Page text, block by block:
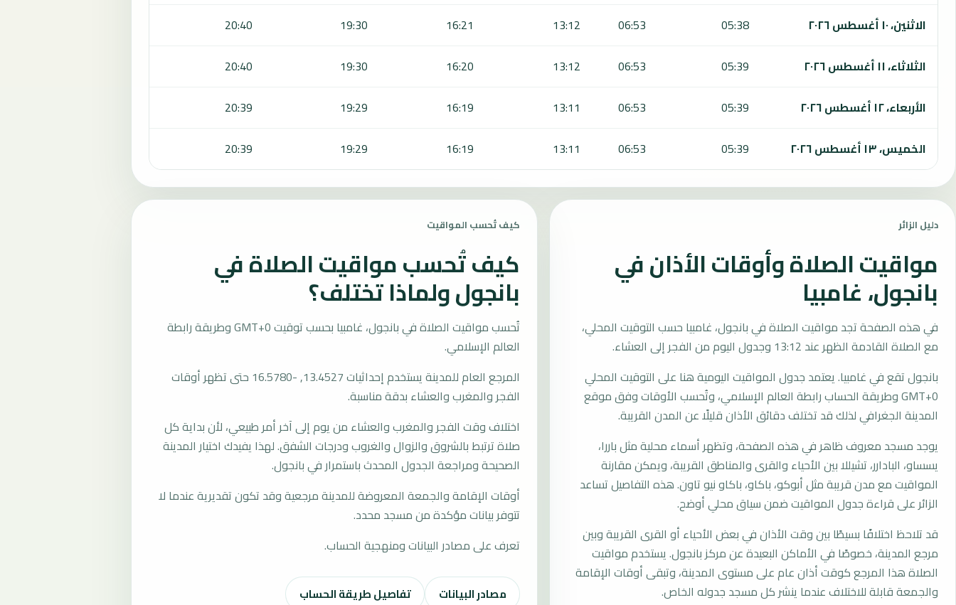
الاثنين، ١٠ أغسطس ٢٠٢٦
05:38
06:53
13:12
16:21
19:30
20:40
الثلاثاء، ١١ أغسطس ٢٠٢٦
05:39
06:53
13:12
16:20
19:30
20:40
الأربعاء، ١٢ أغسطس ٢٠٢٦
05:39
06:53
13:11
16:19
19:29
20:39
الخميس، ١٣ أغسطس ٢٠٢٦
05:39
06:53
13:11
16:19
19:29
20:39
دليل الزائر
مواقيت الصلاة وأوقات الأذان في
بانجول، غامبيا
في هذه الصفحة تجد مواقيت الصلاة في بانجول، غامبيا حسب التوقيت المحلي،
مع الصلاة القادمة الظهر عند 13:12 وجدول اليوم من الفجر إلى العشاء.
بانجول تقع في غامبيا. يعتمد جدول المواقيت اليومية هنا على التوقيت المحلي
GMT+0 وطريقة الحساب رابطة العالم الإسلامي، وتُحسب الأوقات وفق موقع
المدينة الجغرافي لذلك قد تختلف دقائق الأذان قليلًا عن المدن القريبة.
يوجد مسجد معروف ظاهر في هذه الصفحة، وتظهر أسماء محلية مثل باررا،
يسساو، البادارر، تشيللا بين الأحياء والقرى والمناطق القريبة، ويمكن مقارنة
المواقيت مع مدن قريبة مثل أبوكو، باكاو، باكاو نيو تاون. هذه التفاصيل تساعد
الزائر على قراءة جدول المواقيت ضمن سياق محلي أوضح.
قد تلاحظ اختلافًا بسيطًا بين وقت الأذان في بعض الأحياء أو القرى القريبة وبين
مرجع المدينة، خصوصًا في الأماكن البعيدة عن مركز بانجول. يستخدم مواقيت
الصلاة هذا المرجع كوقت أذان عام على مستوى المدينة، وتبقى أوقات الإقامة
والجمعة قابلة للاختلاف عندما ينشر كل مسجد جدوله الخاص.
كيف تُحسب المواقيت
كيف تُحسب مواقيت الصلاة في
بانجول ولماذا تختلف؟
تُحسب مواقيت الصلاة في بانجول، غامبيا بحسب توقيت GMT+0 وطريقة رابطة
العالم الإسلامي.
المرجع العام للمدينة يستخدم إحداثيات 13.4527, -16.5780 حتى تظهر أوقات
الفجر والمغرب والعشاء بدقة مناسبة.
اختلاف وقت الفجر والمغرب والعشاء من يوم إلى آخر أمر طبيعي، لأن بداية كل
صلاة ترتبط بالشروق والزوال والغروب ودرجات الشفق. لهذا يفيدك اختيار المدينة
الصحيحة ومراجعة الجدول المحدث باستمرار في بانجول.
أوقات الإقامة والجمعة المعروضة للمدينة مرجعية وقد تكون تقديرية عندما لا
تتوفر بيانات مؤكدة من مسجد محدد.
تعرف على مصادر البيانات ومنهجية الحساب.
مصادر البيانات تفاصيل طريقة الحساب